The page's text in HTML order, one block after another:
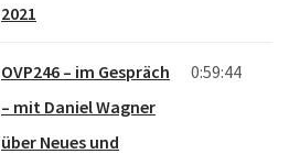
2021
OVP246 – im Gespräch
– mit Daniel Wagner
über Neues und
0:59:44